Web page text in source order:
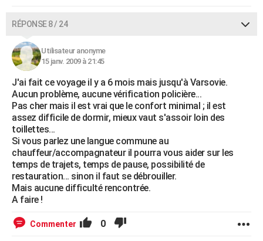
RÉPONSE 8 / 24
Utilisateur anonyme
15 janv. 2009 à 21:45
J'ai fait ce voyage il y a 6 mois mais jusqu'à Varsovie.
Aucun problème, aucune vérification policière...
Pas cher mais il est vrai que le confort minimal ; il est
assez difficile de dormir, mieux vaut s'assoir loin des
toillettes...
Si vous parlez une langue commune au
chauffeur/accompagnateur il pourra vous aider sur les
temps de trajets, temps de pause, possibilité de
restauration... sinon il faut se débrouiller.
Mais aucune difficulté rencontrée.
A faire !
Commenter 0